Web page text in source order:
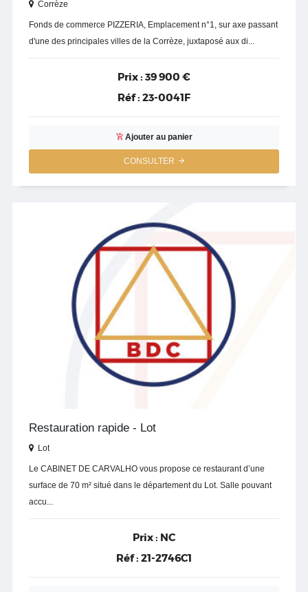
Corrèze
Fonds de commerce PIZZERIA, Emplacement n°1, sur axe passant
d'une des principales villes de la Corrèze, juxtaposé aux di...
Prix : 39 900 €
Réf : 23-0041F
Ajouter au panier
CONSULTER
Restauration rapide - Lot
Lot
Le CABINET DE CARVALHO vous propose ce restaurant d’une
surface de 70 m² situé dans le département du Lot. Salle pouvant
accu...
Prix : NC
Réf : 21-2746C1